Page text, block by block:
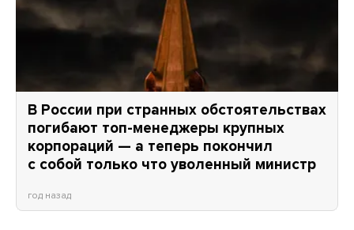
В России при странных обстоятельствах
погибают топ-менеджеры крупных
корпораций — а теперь покончил
с собой только что уволенный министр
год назад